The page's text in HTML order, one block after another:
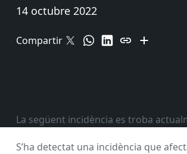
14 octubre 2022
Compartir
La següent incidència es troba
S’ha detectat una incidència que